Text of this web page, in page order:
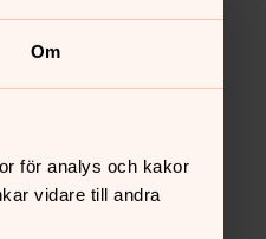
Om
för analys och kakor
vidare till andra